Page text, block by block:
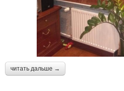
читать дальше →